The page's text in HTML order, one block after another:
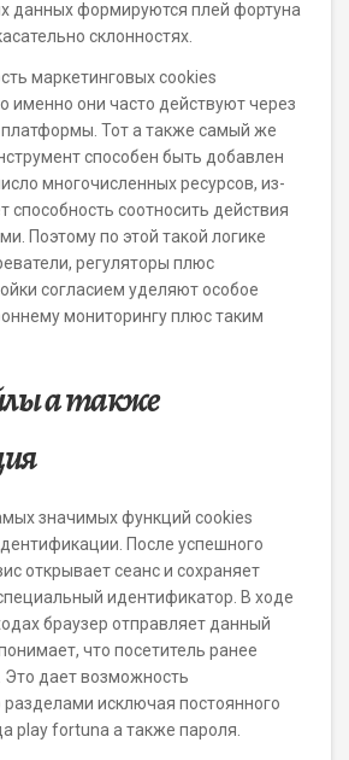
данных формируются плей фортуна
склонностях.
маркетинговых cookies
именно они часто действуют через
платформы. Тот а также самый же
способен быть добавлен
многочисленных ресурсов, из-
способность соотносить действия
Поэтому по этой такой логике
регуляторы плюс
согласием уделяют особое
мониторингу плюс таким
а также
значимых функций cookies
После успешного
открывает сеанс и сохраняет
идентификатор. В ходе
браузер отправляет данный
что посетитель ранее
дает возможность
исключая постоянного
play fortuna а также пароля.